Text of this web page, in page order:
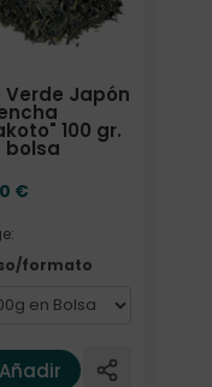
Verde Japón
100 gr.
bolsa
€
formato
Añadir